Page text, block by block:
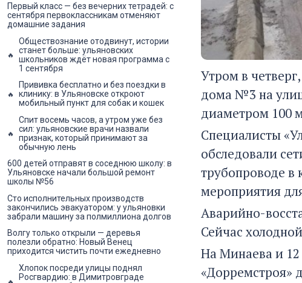
Утром в
дома №3 на
диаметром 100
Специалисты
обследовали
трубопроводе в
мероприятия
Аварийно-
Сейчас
На Минаева и 12
«Дорремстроя»
Первый класс — без вечерних тетрадей: с
сентября первоклассникам отменяют
домашние задания
Обществознание отодвинут, истории
станет больше: ульяновских
школьников ждёт новая программа с
1 сентября
Прививка бесплатно и без поездки в
клинику: в Ульяновске откроют
мобильный пункт для собак и кошек
Спит восемь часов, а утром уже без
сил: ульяновские врачи назвали
признак, который принимают за
обычную лень
600 детей отправят в соседнюю школу: в
Ульяновске начали большой ремонт
школы №56
Сто исполнительных производств
закончились эвакуатором: у ульяновки
забрали машину за полмиллиона долгов
Волгу только открыли — деревья
полезли обратно: Новый Венец
приходится чистить почти ежедневно
Хлопок посреди улицы поднял
Росгвардию: в Димитровграде